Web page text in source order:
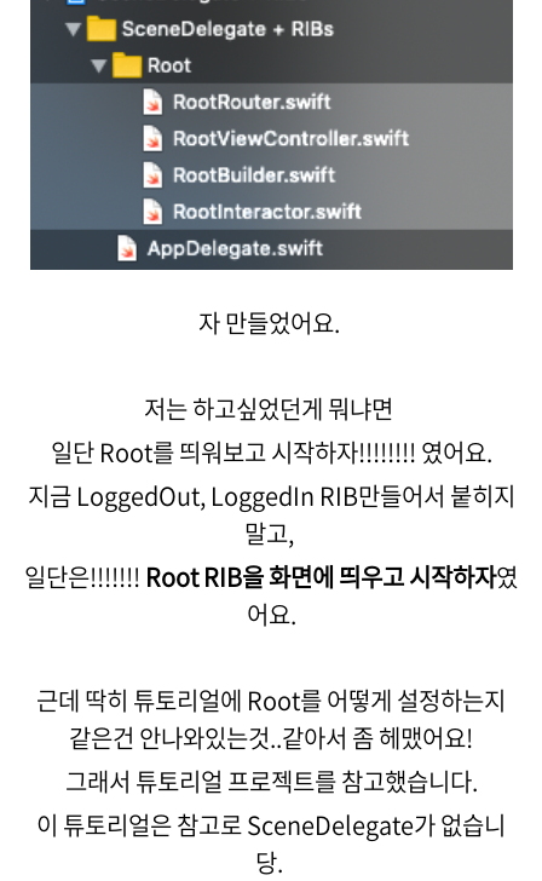
자 만들었어요.
저는 하고싶었던게 뭐냐면
일단 Root를 띄워보고 시작하자!!!!!!!! 였어요.
지금 LoggedOut, LoggedIn RIB만들어서 붙히지
말고,
일단은!!!!!!! Root RIB을 화면에 띄우고 시작하자였
어요.
근데 딱히 튜토리얼에 Root를 어떻게 설정하는지
같은건 안나와있는것..같아서 좀 헤맸어요!
그래서 튜토리얼 프로젝트를 참고했습니다.
이 튜토리얼은 참고로 SceneDelegate가 없습니
당.